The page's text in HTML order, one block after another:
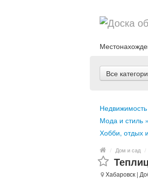
Все
Мода и стиль »
Хобби, отдых
/ Дом и сад /
Хабаровск |